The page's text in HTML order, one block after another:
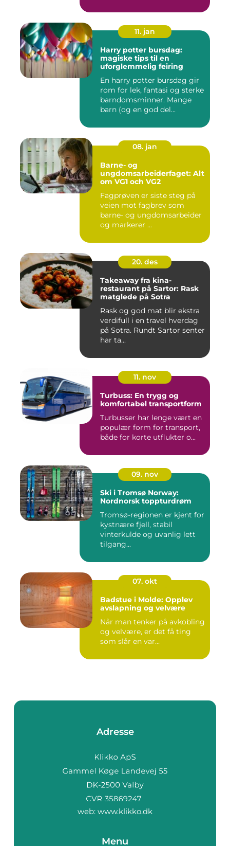
11. jan
Harry potter bursdag:
magiske tips til en
uforglemmelig feiring
En harry potter bursdag gir
rom for lek, fantasi og sterke
barndomsminner. Mange
barn (og en god del...
08. jan
Barne- og
ungdomsarbeiderfaget: Alt
om VG1 och VG2
Fagprøven er siste steg på
veien mot fagbrev som
barne- og ungdomsarbeider
og markerer ...
20. des
Takeaway fra kina-
restaurant på Sartor: Rask
matglede på Sotra
Rask og god mat blir ekstra
verdifull i en travel hverdag
på Sotra. Rundt Sartor senter
har ta...
11. nov
Turbuss: En trygg og
komfortabel transportform
Turbusser har lenge vært en
populær form for transport,
både for korte utflukter o...
09. nov
Ski i Tromsø Norway:
Nordnorsk toppturdrøm
Tromsø-regionen er kjent for
kystnære fjell, stabil
vinterkulde og uvanlig lett
tilgang...
07. okt
Badstue i Molde: Opplev
avslapning og velvære
Når man tenker på avkobling
og velvære, er det få ting
som slår en var...
Adresse
web: www.klikko.dk
Menu